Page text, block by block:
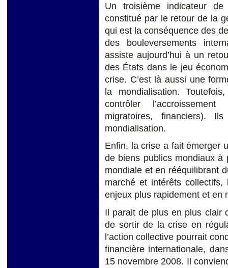
Un troisième indicateur
constitué par le retour de la
qui est la conséquence des
des bouleversements
assiste aujourd’hui à un
des États dans le jeu
crise. C’est là aussi une
la mondialisation.
contrôler
migratoires, financiers).
mondialisation.
Enfin, la crise a fait émerger
de biens publics mondiaux à
mondiale et en rééquilibrant
marché et intérêts collectifs,
enjeux plus rapidement et en
Il parait de plus en plus clair
de sortir de la crise en
l’action collective pourrait
financière internationale,
15 novembre 2008. Il